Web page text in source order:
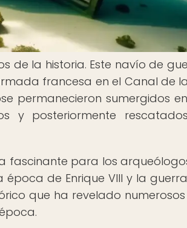
de la historia. Este navío de
francesa en el Canal de
permanecieron sumergidos
y posteriormente
fascinante para los
de Enrique VIII y la
que ha revelado